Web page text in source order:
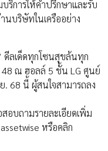
ริการให้คำปรึกษาและรับ
นบริษัทในเครืออย่าง
ดีลเด็ดทุกโซนสุขล้นทุก
ณ ฮอลล์ 5 ชั้น LG ศูนย์
68 นี้ ผู้สนใจสามารถลง
อบถามรายละเอียดเพิ่ม
หรือคลิก